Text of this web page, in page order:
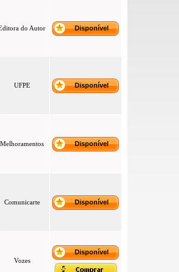
do Autor Disponível
UFPE Disponível
Melhoramentos Disponível
Comunicarte Disponível
Vozes
Disponível